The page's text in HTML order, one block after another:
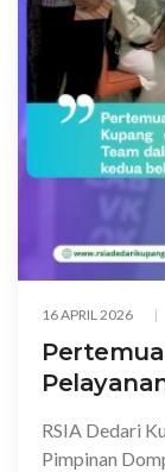
16 APRIL 2026
RSIA Dedari
Pimpinan